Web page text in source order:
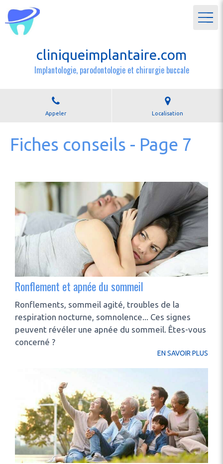
cliniqueimplantaire.com
Implantologie, parodontologie et chirurgie buccale
Appeler Localisation
Fiches conseils - Page 7
Ronflement et apnée du sommeil
Ronflements, sommeil agité, troubles de la
respiration nocturne, somnolence... Ces signes
peuvent révéler une apnée du sommeil. Êtes-vous
concerné ?
EN SAVOIR PLUS